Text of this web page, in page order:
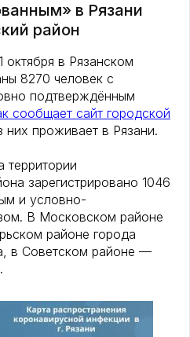
в Рязани
район
в Рязанском
8270 человек с
подтверждённым
сообщает сайт городской
них проживает в Рязани.
территории
зарегистрировано 1046
и условно-
В Московском районе
районе города
в Советском районе —